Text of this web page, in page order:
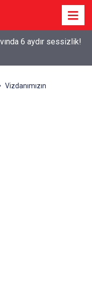
6 aydır sessizlik!
Vizdanımızın